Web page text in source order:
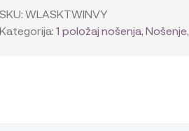
količina
SKU:WLASKTWINVY
Kategorija:1 položaj nošenja,Nošenje,